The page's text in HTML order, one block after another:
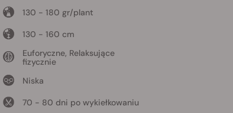
130 - 180 gr/plant
130 - 160 cm
Euforyczne, Relaksujące
fizycznie
Niska
70 - 80 dni po wykiełkowaniu